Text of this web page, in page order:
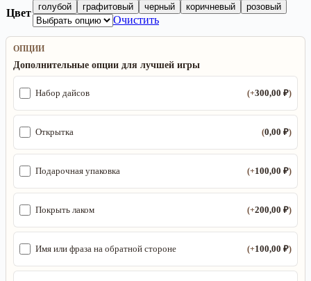
Цвет
голубой графитовый черный коричневый розовый
Очистить
ОПЦИИ
Дополнительные опции для лучшей игры
Набор дайсов (+300,00 ₽)
Открытка (0,00 ₽)
Подарочная упаковка (+100,00 ₽)
Покрыть лаком (+200,00 ₽)
Имя или фраза на обратной стороне (+100,00 ₽)